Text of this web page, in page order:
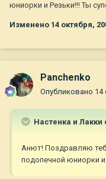
юниорки и Резьки!!! Ты
Изменено 14 октября,
Panchenko
Опубликовано 14
Настенка и Лакки
Анют! Поздравляю
подопечной юниорки и